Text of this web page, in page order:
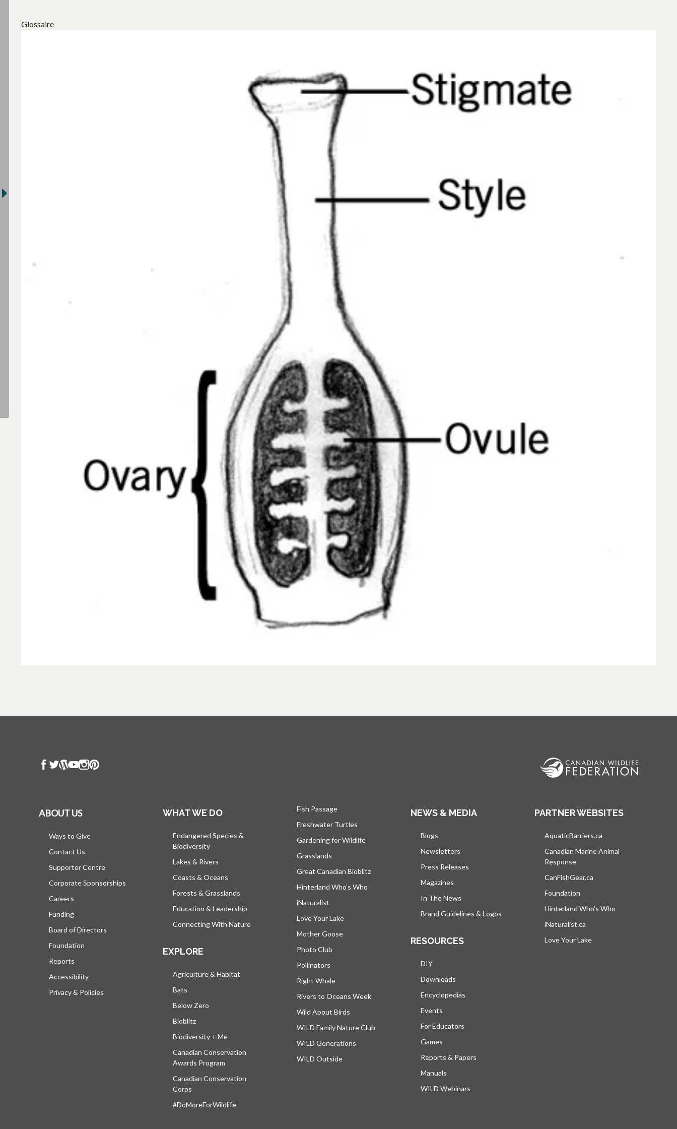
Glossaire
ABOUT US
Ways to Give
Contact Us
Supporter Centre
Corporate Sponsorships
Careers
Funding
Board of Directors
Foundation
Reports
Accessibility
Privacy & Policies
WHAT WE DO
Endangered Species &
Biodiversity
Lakes & Rivers
Coasts & Oceans
Forests & Grasslands
Education & Leadership
Connecting With Nature
EXPLORE
Agriculture & Habitat
Bats
Below Zero
Bioblitz
Biodiversity + Me
Canadian Conservation
Awards Program
Canadian Conservation
Corps
#DoMoreForWildlife
Fish Passage
Freshwater Turtles
Gardening for Wildlife
Grasslands
Great Canadian Bioblitz
Hinterland Who's Who
iNaturalist
Love Your Lake
Mother Goose
Photo Club
Pollinators
Right Whale
Rivers to Oceans Week
Wild About Birds
WILD Family Nature Club
WILD Generations
WILD Outside
NEWS & MEDIA
Blogs
Newsletters
Press Releases
Magazines
In The News
Brand Guidelines & Logos
RESOURCES
DIY
Downloads
Encyclopedias
Events
For Educators
Games
Reports & Papers
Manuals
WILD Webinars
PARTNER WEBSITES
AquaticBarriers.ca
Canadian Marine Animal
Response
CanFishGear.ca
Foundation
Hinterland Who's Who
iNaturalist.ca
Love Your Lake